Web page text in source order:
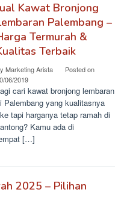
Kawat Bronjong
Palembang –
Termurah &
Terbaik
Marketing Arista
Posted on
06/2019
cari kawat bronjong lembaran
Palembang yang kualitasnya
tapi harganya tetap ramah di
Kamu ada di
[…]
2025 – Pilihan